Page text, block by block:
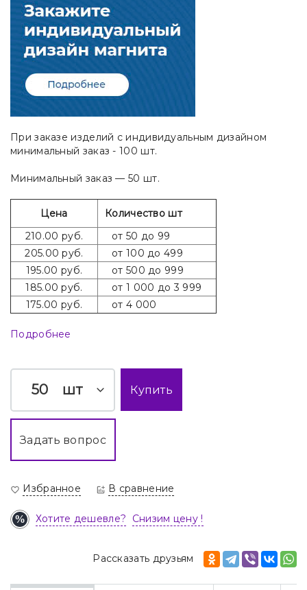
При заказе изделий с индивидуальным дизайном
минимальный заказ - 100 шт.
Минимальный заказ — 50 шт.
Цена
Количество шт
210.00 руб.
от 50 до 99
205.00 руб.
от 100 до 499
195.00 руб.
от 500 до 999
185.00 руб.
от 1 000 до 3 999
175.00 руб.
от 4 000
Подробнее
шт Купить
Задать вопрос
Избранное В сравнение
Хотите дешевле? Снизим цену !
Рассказать друзьям